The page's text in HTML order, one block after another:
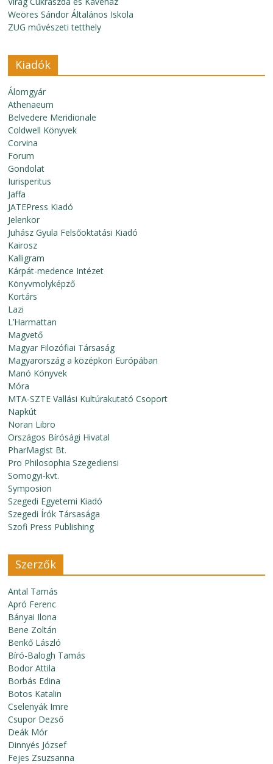
Weöres Sándor Általános Iskola
ZUG művészeti tetthely
Kiadók
Álomgyár
Athenaeum
Belvedere Meridionale
Coldwell Könyvek
Corvina
Forum
Gondolat
Iurisperitus
Jaffa
JATEPress Kiadó
Jelenkor
Juhász Gyula Felsőoktatási Kiadó
Kairosz
Kalligram
Kárpát-medence Intézet
Könyvmolyképző
Kortárs
Lazi
L’Harmattan
Magvető
Magyar Filozófiai Társaság
Magyarország a középkori Európában
Manó Könyvek
Móra
MTA-SZTE Vallási Kultúrakutató Csoport
Napkút
Noran Libro
Országos Bírósági Hivatal
PharMagist Bt.
Pro Philosophia Szegediensi
Somogyi-kvt.
Symposion
Szegedi Egyetemi Kiadó
Szegedi Írók Társasága
Szofi Press Publishing
Szerzők
Antal Tamás
Apró Ferenc
Bányai Ilona
Bene Zoltán
Benkő László
Bíró-Balogh Tamás
Bodor Attila
Borbás Edina
Botos Katalin
Cselenyák Imre
Csupor Dezső
Deák Mór
Dinnyés József
Fejes Zsuzsanna